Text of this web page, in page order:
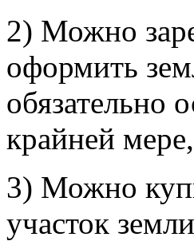
2) Можно
оформить
обязательно
крайней
3) Можно
участок